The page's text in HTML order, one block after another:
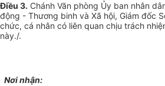
Điều 3. Chánh Văn phòng Ủy ban nhân
động - Thương binh và Xã hội, Giám đốc
chức, cá nhân có liên quan chịu trách
này./.
Nơi nhận: